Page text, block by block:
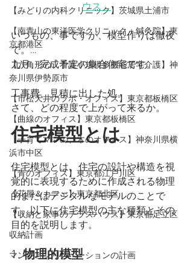
【みどりの内科クリニック】茨城県土浦市
【​南青山の東洋医学クリニック＋鍼灸院】東
京都港区
【六角形の、看護小規模多機能居宅介護】神
奈川県伊勢原市
【市松天井のラボ・オフィス】東京都板橋区
【曲線のオフィス】東京都板橋区
【子育てママの、木のオフィス】神奈川県横
浜市中区
【青のオフィス】東京都江戸川区
【花屋＆カフェ】東京都北区
【収納と家事のテラスハウス】東京都足立区
収納計画
マンションリノベーションの計画
ウス」
いつもの、事ですが、模型作りは徹夜
で。…
九月、完成予定の集合住宅です。
工事費、見積に出した処。
さて、どの程度で上がって来るか。
住宅模型とは
住宅模型とは、住宅の設計や構造を視
覚的に表現するために作成される物理
的またはデジタルなモデルのことで
す。以下に住宅模型の主な種類とその
目的を説明します。
1. 物理的模型